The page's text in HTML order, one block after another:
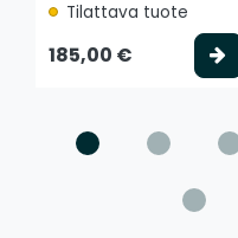
Tilattava tuote
185,00 €